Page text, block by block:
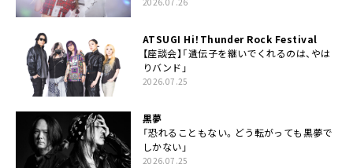
ATSUGI Hi！Thunder Rock Festival
【座談会】「遺伝子を継いでくれるのは、やは
りバンド」
2026.07.25
黒夢
「恐れることもない。どう転がっても黒夢で
しかない」
2026.07.25